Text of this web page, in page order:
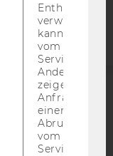
Enthält ein
verwendet
kann, um
vom AMP-
Service
Andere
zeigen Opt-
Anfrage im
einen Fehler
Abrufen
vom AMP
Service an.